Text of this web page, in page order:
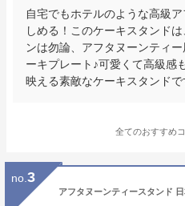
自宅でもホテルのような高級
しめる！このケーキスタンド
ンは勿論、アフタヌーンティ
ーキプレート♪可愛くて高級感
映える素敵なケーキスタンドで
全てのおすすめ
no. 3